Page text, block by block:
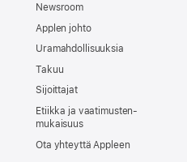
Newsroom
Applen johto
Uramahdollisuuksia
Takuu
Sijoittajat
Etiikka ja vaatimusten­
mukaisuus
Ota yhteyttä Appleen